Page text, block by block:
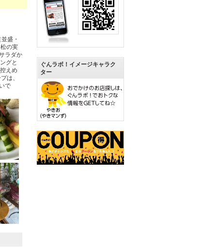
盛・
の実
ラダか
グと
えめ
は、
で
ぐんラボ！イメージキャラク
ター